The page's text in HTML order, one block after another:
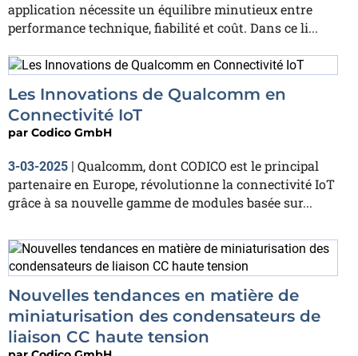
application nécessite un équilibre minutieux entre
performance technique, fiabilité et coût. Dans ce li...
Les Innovations de Qualcomm en
Connectivité IoT
par Codico GmbH
3-03-2025 | Qualcomm, dont CODICO est le principal
partenaire en Europe, révolutionne la connectivité IoT
grâce à sa nouvelle gamme de modules basée sur...
Nouvelles tendances en matière de
miniaturisation des condensateurs de
liaison CC haute tension